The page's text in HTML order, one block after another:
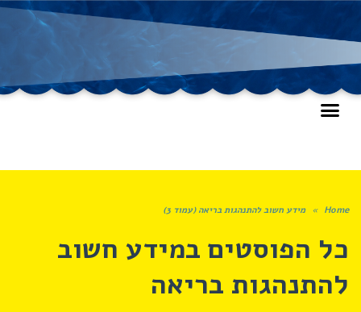
Home
» מידע חשוב להתנהגות בריאה (עמוד 3)
כל הפוסטים במידע חשוב
להתנהגות בריאה